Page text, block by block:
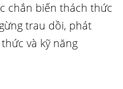
chắn biến thách thức
trau dồi, phát
và kỹ năng